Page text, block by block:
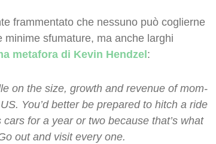
frammentato che nessuno può coglierne
sfumature, ma anche larghi
metafora di Kevin Hendzel :
on the size, growth and revenue of mom-
You’d better be prepared to hitch a ride
for a year or two because that’s what
out and visit every one.